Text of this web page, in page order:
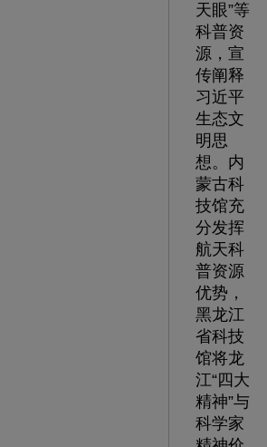
天眼”等
科普资
源，宣
传阐释
习近平
生态文
明思
想。内
蒙古科
技馆充
分发挥
航天科
普资源
优势，
黑龙江
省科技
馆将龙
江“四大
精神”与
科学家